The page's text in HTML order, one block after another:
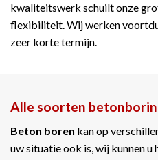
kwaliteitswerk schuilt onze
flexibiliteit. Wij werken
zeer korte termijn.
Alle soorten
Beton boren kan op
uw situatie ook is, wij kunnen u